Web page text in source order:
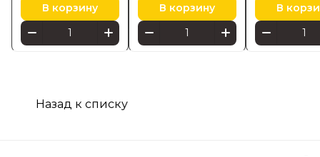
В корзину В корзину В
Назад к списку